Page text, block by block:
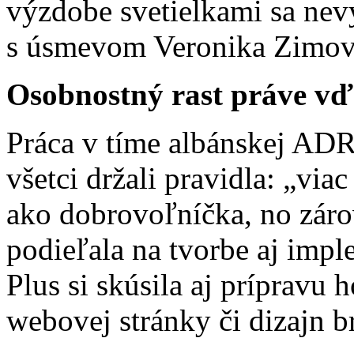
výzdobe svetielkami sa
s úsmevom Veronika
Osobnostný rast práve
Práca v tíme albánskej
všetci držali pravidla:
ako dobrovoľníčka, no
podieľala na tvorbe aj
Plus si skúsila aj prípravu
webovej stránky či dizajn